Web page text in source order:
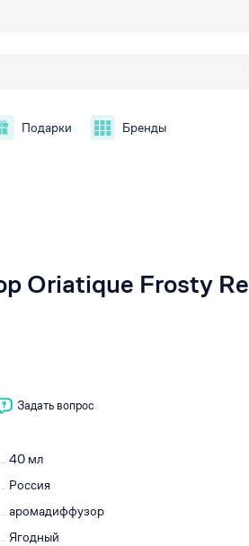
Подарки Бренды
Oriatique Frosty
Задать вопрос
40 мл
Россия
аромадиффузор
Ягодный